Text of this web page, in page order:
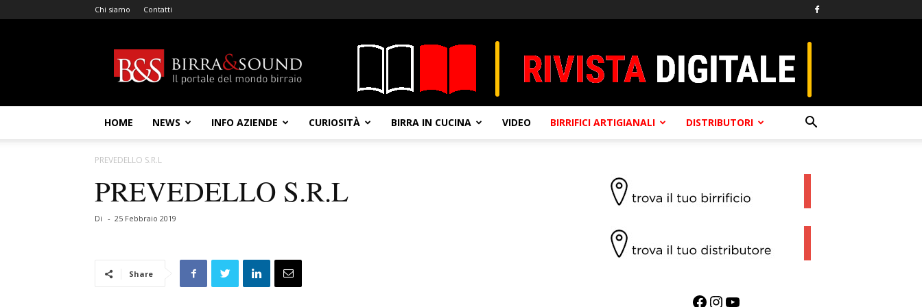
Chi siamo Contatti
&
Sound
HOME NEWS INFO AZIENDE CURIOSITÀ BIRRA IN CUCINA VIDEO BIRRIFICI ARTIGIANALI DISTRIBUTORI
PREVEDELLO S.R.L
PREVEDELLO S.R.L
Di - 25 Febbraio 2019
Share
Facebook InstagramYouTube